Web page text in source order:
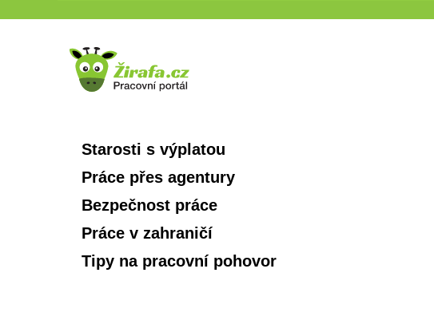
Starosti s výplatou
Práce přes agentury
Bezpečnost práce
Práce v zahraničí
Tipy na pracovní pohovor